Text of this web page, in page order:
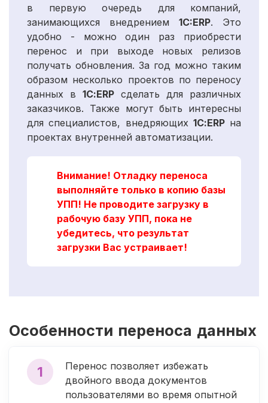
в первую очередь для компаний,
занимающихся внедрением 1C:ERP. Это
удобно - можно один раз приобрести
перенос и при выходе новых релизов
получать обновления. За год можно таким
образом несколько проектов по переносу
данных в 1С:ERP сделать для различных
заказчиков. Также могут быть интересны
для специалистов, внедряющих 1С:ERPна
проектах внутренней автоматизации.
Внимание! Отладку переноса
выполняйте только в копию базы
УПП! Не проводите загрузку в
рабочую базу УПП, пока не
убедитесь, что результат
загрузки Вас устраивает!
Особенности переноса данных
1
Перенос позволяет избежать
двойного ввода документов
пользователями во время опытной